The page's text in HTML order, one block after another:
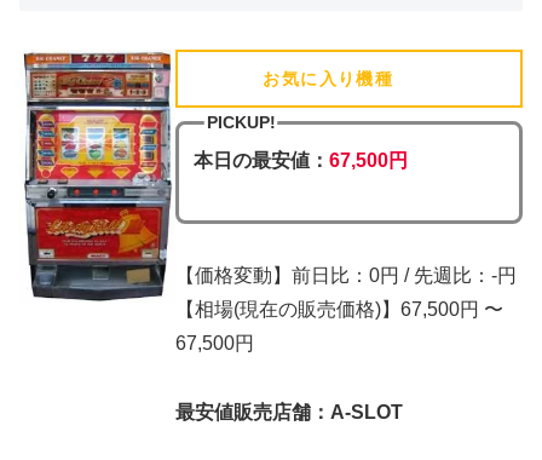
お気に入り機種
PICKUP!
本日の最安値：67,500円
【価格変動】前日比：0円 / 先週比：-円
【相場(現在の販売価格)】67,500円 〜
67,500円
最安値販売店舗：A-SLOT